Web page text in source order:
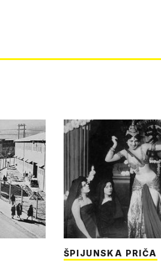
ŠPIJUNSKA PRIČA